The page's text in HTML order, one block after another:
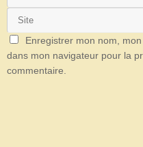
Enregistrer mon nom,
dans mon navigateur pour la
commentaire.